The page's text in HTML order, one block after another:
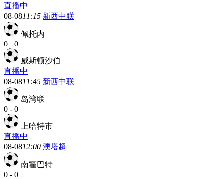
直播中
08-0811:15 新西中联
佩托内
0 - 0
威斯顿沙伯
直播中
08-0811:45 新西中联
岛湾联
0 - 0
上哈特市
直播中
08-0812:00 澳塔超
南霍巴特
0 - 0